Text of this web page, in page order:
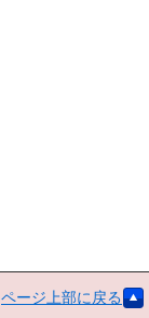
ページ上部に戻る